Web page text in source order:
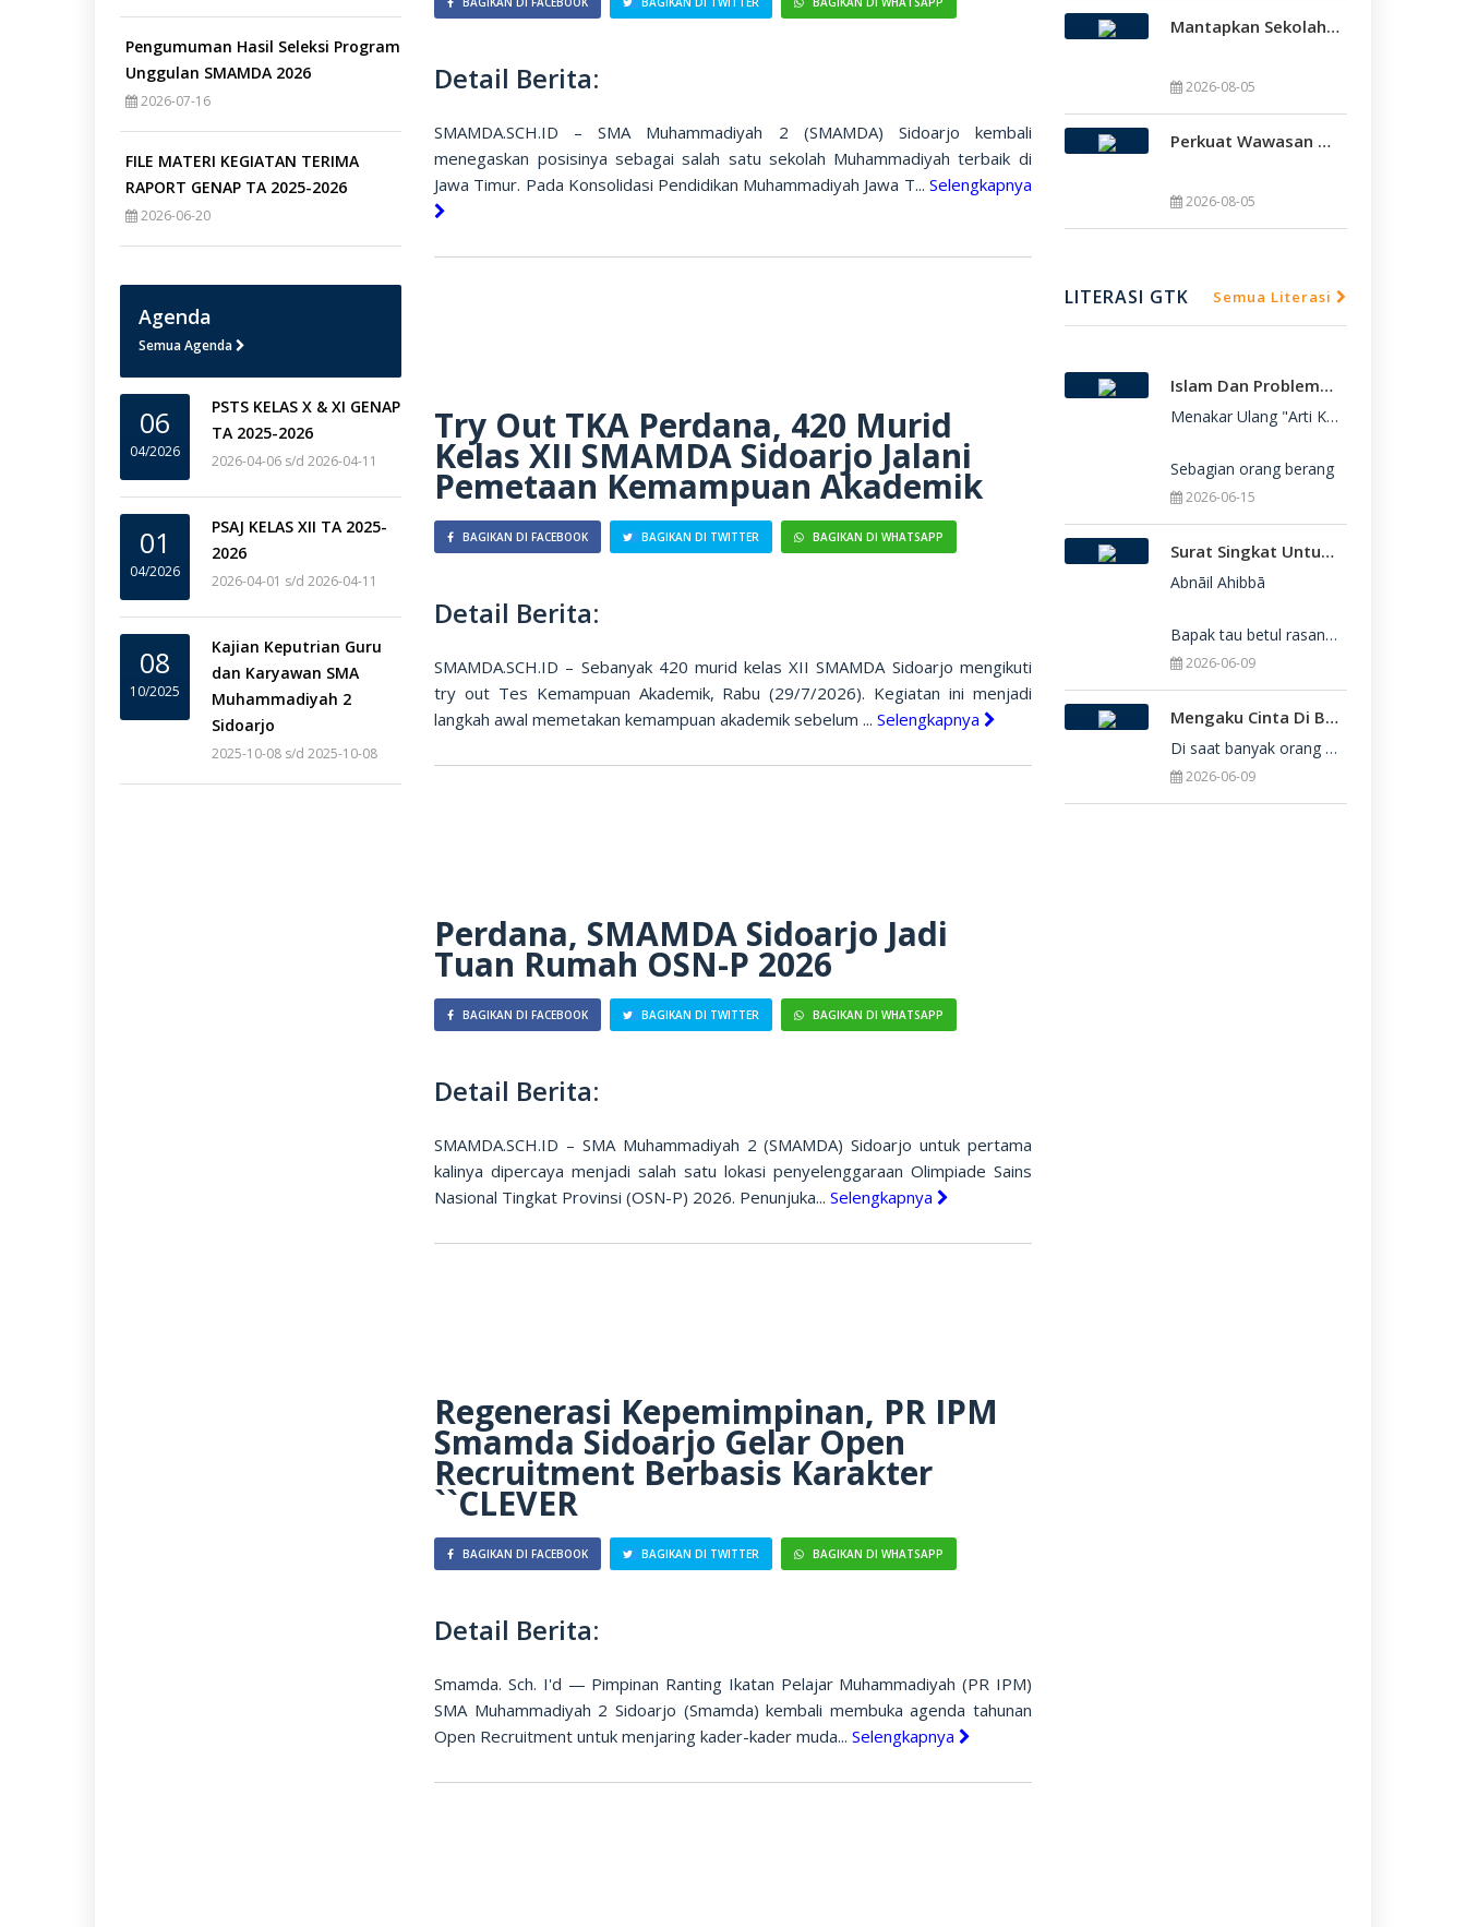
Pengumuman Hasil Seleksi Program
Unggulan SMAMDA 2026
2026-07-16
FILE MATERI KEGIATAN TERIMA
RAPORT GENAP TA 2025-2026
2026-06-20
Agenda
Semua Agenda
06
04/2026
PSTS KELAS X & XI GENAP
TA 2025-2026
2026-04-06 s/d 2026-04-11
01
04/2026
PSAJ KELAS XII TA 2025-
2026
2026-04-01 s/d 2026-04-11
08
10/2025
Kajian Keputrian Guru
dan Karyawan SMA
Muhammadiyah 2
Sidoarjo
2025-10-08 s/d 2025-10-08
Detail Berita:
SMAMDA.SCH.ID – SMA Muhammadiyah 2 (SMAMDA) Sidoarjo kembali
menegaskan posisinya sebagai salah satu sekolah Muhammadiyah terbaik di
Jawa Timur. Pada Konsolidasi Pendidikan Muhammadiyah Jawa T... Selengkapnya
Try Out TKA Perdana, 420 Murid
Kelas XII SMAMDA Sidoarjo Jalani
Pemetaan Kemampuan Akademik
BAGIKAN DI FACEBOOK BAGIKAN DI TWITTER BAGIKAN DI WHATSAPP
Detail Berita:
SMAMDA.SCH.ID – Sebanyak 420 murid kelas XII SMAMDA Sidoarjo mengikuti
try out Tes Kemampuan Akademik, Rabu (29/7/2026). Kegiatan ini menjadi
langkah awal memetakan kemampuan akademik sebelum ...Selengkapnya
Perdana, SMAMDA Sidoarjo Jadi
Tuan Rumah OSN-P 2026
BAGIKAN DI FACEBOOK BAGIKAN DI TWITTER BAGIKAN DI WHATSAPP
Detail Berita:
SMAMDA.SCH.ID – SMA Muhammadiyah 2 (SMAMDA) Sidoarjo untuk pertama
kalinya dipercaya menjadi salah satu lokasi penyelenggaraan Olimpiade Sains
Nasional Tingkat Provinsi (OSN-P) 2026. Penunjuka...Selengkapnya
Regenerasi Kepemimpinan, PR IPM
Smamda Sidoarjo Gelar Open
Recruitment Berbasis Karakter
``CLEVER
BAGIKAN DI FACEBOOK BAGIKAN DI TWITTER BAGIKAN DI WHATSAPP
Detail Berita:
Smamda. Sch. I'd — Pimpinan Ranting Ikatan Pelajar Muhammadiyah (PR IPM)
SMA Muhammadiyah 2 Sidoarjo (Smamda) kembali membuka agenda tahunan
Open Recruitment untuk menjaring kader-kader muda...Selengkapnya
Mantapkan Sekolah Model, SMAMDA Sidoarjo Perkuat Pembelajaran Mendalam Dan KKA
2026-08-05
Perkuat Wawasan Global, SMAMDA Sidoarjo Gelar International Talk Show Bersama Mahasiswa Turki
SMAMDA.SCH.ID – SMA
2026-08-05
LITERASI GTK Semua Literasi
Islam Dan Problematika Para Pemuda
Menakar Ulang "Arti Kebebasan":
Sebagian orang berang
2026-06-15
Surat Singkat Untukmu Yang Belum Juga Diterima Di Perguruan Tinggi
Abnāil Ahibbā
Bapak tau betul rasanya berat sekali ketika dirimu belum juga diterima di Perguru
2026-06-09
Mengaku Cinta Di Balik Keterbatasan: Seni Menerima Diri Di Hadapan Ilahi
Di saat banyak orang yang serba menuntut kesempurnaan, kita sering kali terjebak dalam rasa bersalah
2026-06-09